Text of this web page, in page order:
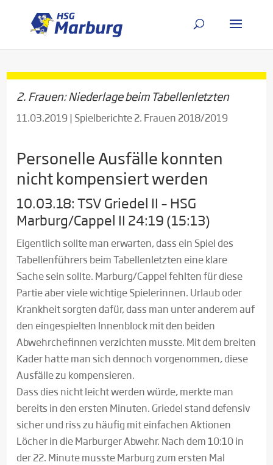
2. Frauen: Niederlage beim Tabellenletzten
11.03.2019| Spielberichte 2. Frauen 2018/2019
Personelle Ausfälle konnten
nicht kompensiert werden
10.03.18: TSV Griedel II – HSG
Marburg/Cappel II 24:19 (15:13)
Eigentlich sollte man erwarten, dass ein Spiel des
Tabellenführers beim Tabellenletzten eine klare
Sache sein sollte. Marburg/Cappel fehlten für diese
Partie aber viele wichtige Spielerinnen. Urlaub oder
Krankheit sorgten dafür, dass man unter anderem auf
den eingespielten Innenblock mit den beiden
Abwehrchefinnen verzichten musste. Mit dem breiten
Kader hatte man sich dennoch vorgenommen, diese
Ausfälle zu kompensieren.
Dass dies nicht leicht werden würde, merkte man
bereits in den ersten Minuten. Griedel stand defensiv
sicher und riss zu häufig mit einfachen Aktionen
Löcher in die Marburger Abwehr. Nach dem 10:10 in
der 22. Minute musste Marburg zum ersten Mal